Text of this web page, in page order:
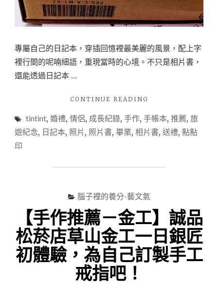
聊
好
處！"
專屬自己的日記本，穿插回憶裡最美麗的風景，配上字
裡行間的呢喃細語，重現當時的心境。不只是相片書，
還能透過日記本 …
CONTINUE READING
推
薦
本】
TINTINT
點
2014
年
tintint, 婚禮, 情侶, 成長紀錄, 手作, 手帳本, 推薦, 旅
遊紀念, 日記本, 照片 , 照片書, 畢業, 相片書, 送禮, 點點
印
腦子裡的養分-藝文氣
【手作推薦－金工】誠品
松菸店草山金工一日銀匠
初體驗，為自己訂製手工
戒指吧！